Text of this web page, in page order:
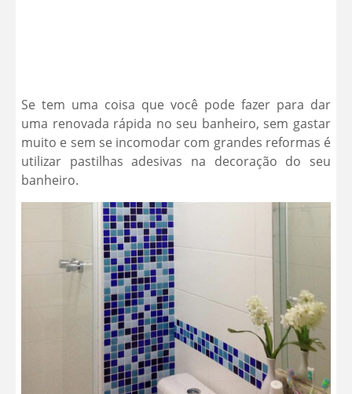
Se tem uma coisa que você pode fazer para dar
uma renovada rápida no seu banheiro, sem gastar
muito e sem se incomodar com grandes reformas é
utilizar pastilhas adesivas na decoração do seu
banheiro.